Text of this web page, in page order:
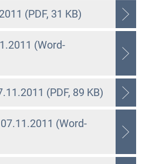
(PDF, 31 KB)
(Word-
(PDF, 89 KB)
(Word-